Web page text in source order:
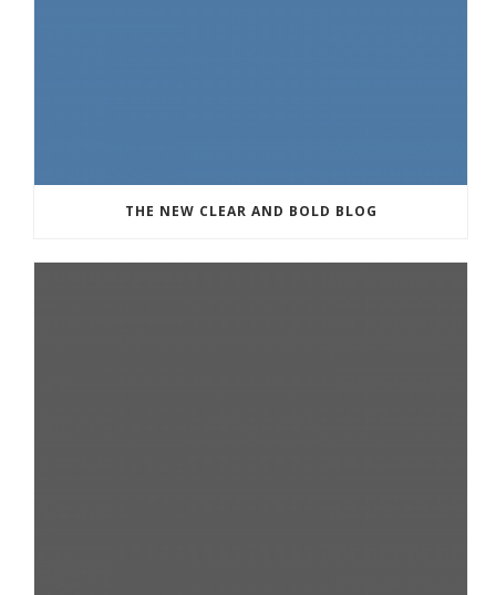
THE NEW CLEAR AND BOLD BLOG